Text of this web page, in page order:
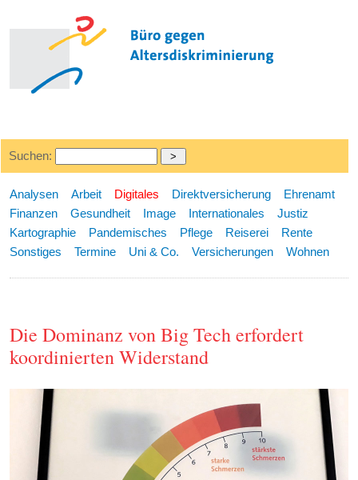
Suchen:
Analysen Arbeit Digitales Direktversicherung
Ehrenamt
Finanzen
Gesundheit Image Internationales
Justiz
Kartographie
Pandemisches Pflege Reiserei
Rente
Sonstiges
Termine Uni & Co. Versicherungen Wohnen
Die Dominanz von Big Tech erfordert
koordinierten Widerstand